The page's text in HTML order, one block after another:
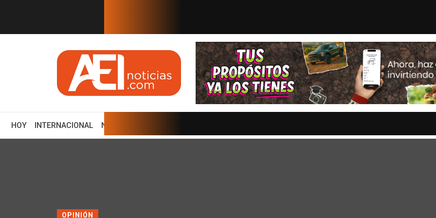
EN TIEMPO REAL
después. Comienzan "Di... El voto del hartazgo Luis Cárdenas se
HOY(CURRENT)
INTERNACIONAL NACIONAL
OPINIÓN